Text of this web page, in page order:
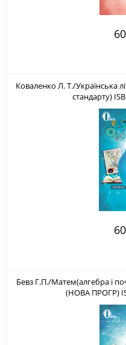
Коваленко Л. Т./Українська
стандарту)
Бевз Г.П./Матем(алгебра і
(НОВА ПРОГР)